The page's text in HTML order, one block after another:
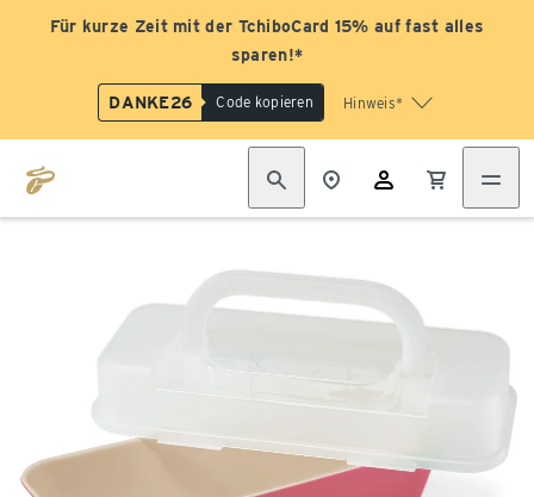
Für kurze Zeit mit der TchiboCard 15% auf fast alles
sparen!*
DANKE26 Code kopieren Hinweis*